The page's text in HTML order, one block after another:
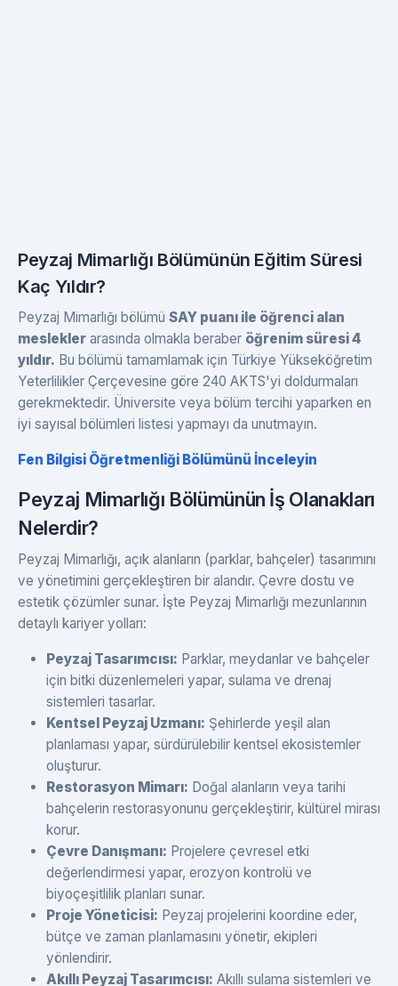
Peyzaj Mimarlığı Bölümünün Eğitim Süresi
Kaç Yıldır?
Peyzaj Mimarlığı bölümü SAY puanı ile öğrenci alan
meslekler arasında olmakla beraber öğrenim süresi 4
yıldır. Bu bölümü tamamlamak için Türkiye Yükseköğretim
Yeterlilikler Çerçevesine göre 240 AKTS'yi doldurmaları
gerekmektedir. Üniversite veya bölüm tercihi yaparken en
iyi sayısal bölümleri listesi yapmayı da unutmayın.
Fen Bilgisi Öğretmenliği Bölümünü İnceleyin
Peyzaj Mimarlığı Bölümünün İş Olanakları
Nelerdir?
Peyzaj Mimarlığı, açık alanların (parklar, bahçeler) tasarımını
ve yönetimini gerçekleştiren bir alandır. Çevre dostu ve
estetik çözümler sunar. İşte Peyzaj Mimarlığı mezunlarının
detaylı kariyer yolları:
Peyzaj Tasarımcısı: Parklar, meydanlar ve bahçeler
için bitki düzenlemeleri yapar, sulama ve drenaj
sistemleri tasarlar.
Kentsel Peyzaj Uzmanı: Şehirlerde yeşil alan
planlaması yapar, sürdürülebilir kentsel ekosistemler
oluşturur.
Restorasyon Mimarı: Doğal alanların veya tarihi
bahçelerin restorasyonunu gerçekleştirir, kültürel mirası
korur.
Çevre Danışmanı: Projelere çevresel etki
değerlendirmesi yapar, erozyon kontrolü ve
biyoçeşitlilik planları sunar.
Proje Yöneticisi: Peyzaj projelerini koordine eder,
bütçe ve zaman planlamasını yönetir, ekipleri
yönlendirir.
Akıllı Peyzaj Tasarımcısı: Akıllı sulama sistemleri ve